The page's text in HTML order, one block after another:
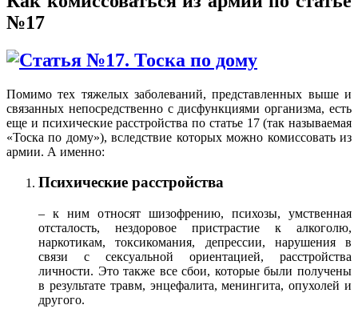
№17
Помимо тех тяжелых заболеваний, представленных выше и
связанных непосредственно с дисфункциями организма, есть
еще и психические расстройства по статье 17 (так называемая
«Тоска по дому»), вследствие которых можно комиссовать из
армии. А именно:
Психические расстройства
– к ним относят шизофрению, психозы, умственная
отсталость, нездоровое пристрастие к алкоголю,
наркотикам, токсикомания, депрессии, нарушения в
связи с сексуальной ориентацией, расстройства
личности. Это также все сбои, которые были получены
в результате травм, энцефалита, менингита, опухолей и
другого.